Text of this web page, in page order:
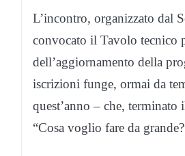
L’incontro, organizzato dal
convocato il Tavolo tecnico
dell’aggiornamento della
iscrizioni funge, ormai da
quest’anno – che,
“Cosa voglio fare da